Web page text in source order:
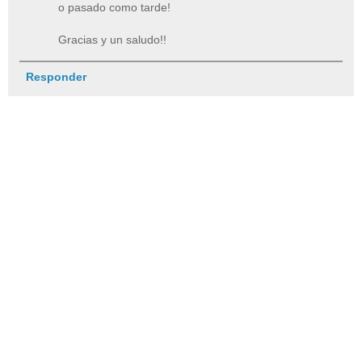
o pasado como tarde!
Gracias y un saludo!!
Responder